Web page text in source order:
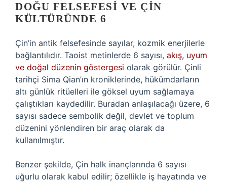
DOĞU FELSEFESI VE ÇIN
KÜLTÜRÜNDE 6
Çin’in antik felsefesinde sayılar, kozmik enerjilerle
bağlantılıdır. Taoist metinlerde 6 sayısı, akış, uyum
ve doğal düzenin göstergesi olarak görülür. Çinli
tarihçi Sima Qian’ın kroniklerinde, hükümdarların
altı günlük ritüelleri ile göksel uyum sağlamaya
çalıştıkları kaydedilir. Buradan anlaşılacağı üzere, 6
sayısı sadece sembolik değil, devlet ve toplum
düzenini yönlendiren bir araç olarak da
kullanılmıştır.
Benzer şekilde, Çin halk inançlarında 6 sayısı
uğurlu olarak kabul edilir; özellikle iş hayatında ve